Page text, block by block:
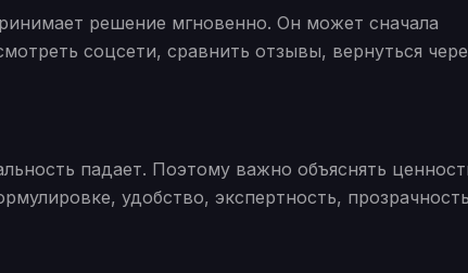
решение мгновенно. Он может сначала
соцсети, сравнить отзывы, вернуться
падает. Поэтому важно объяснять
удобство, экспертность, прозрачность